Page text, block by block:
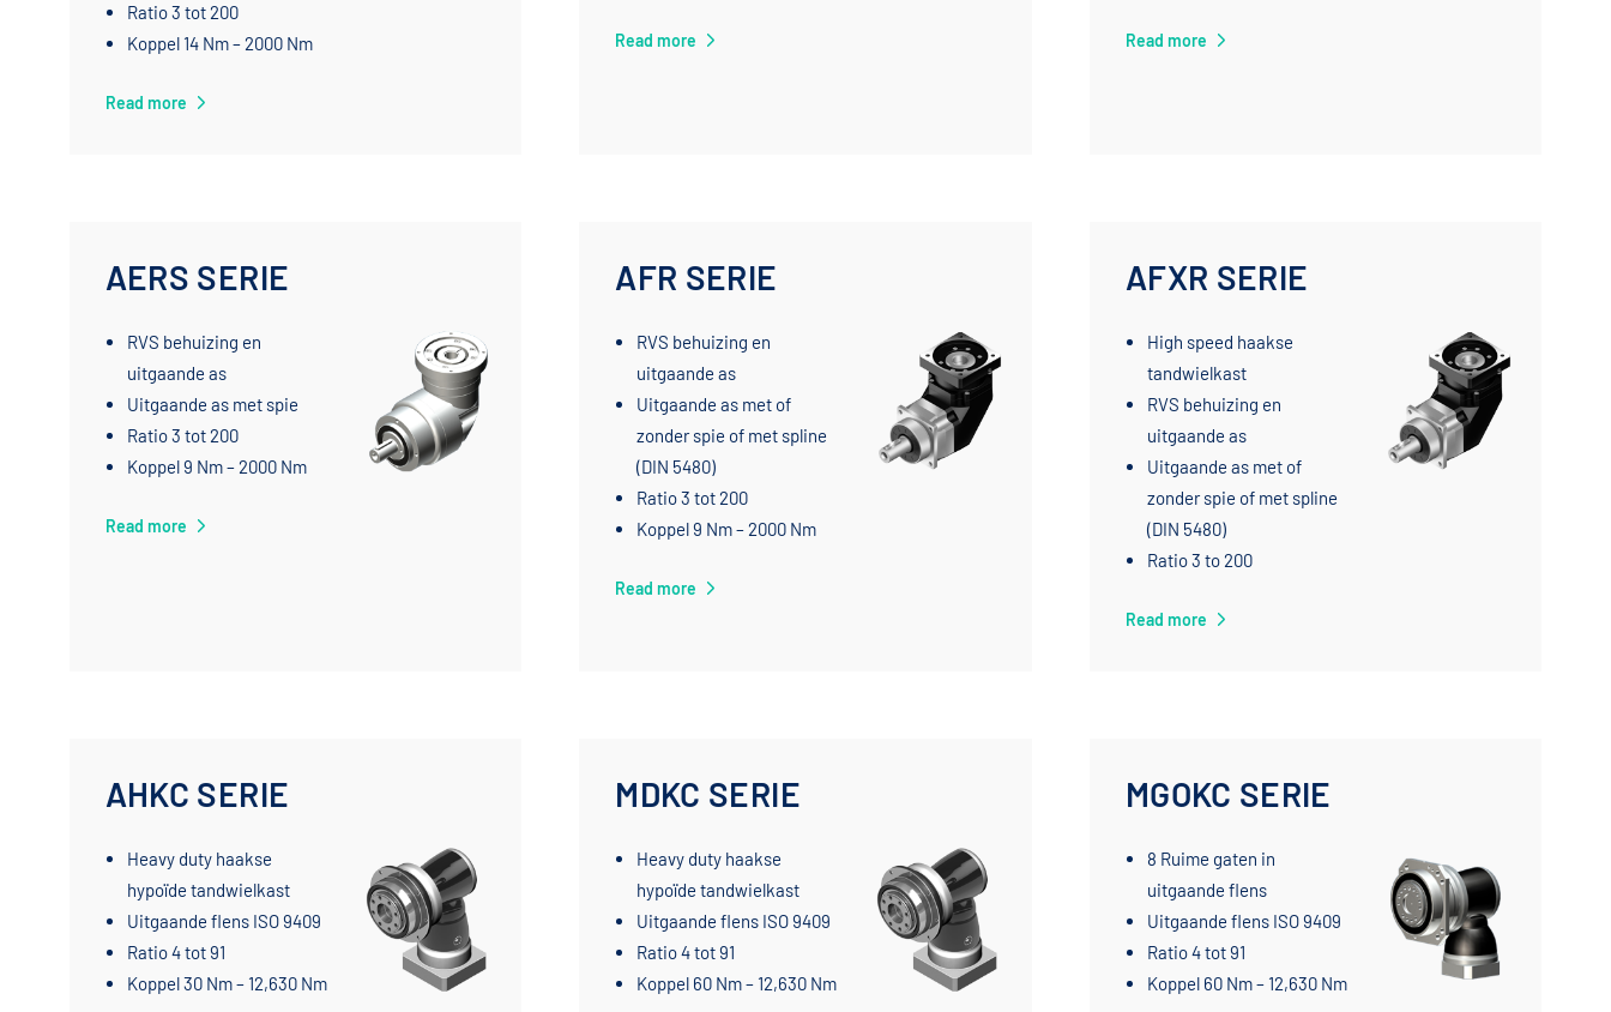
Ratio 3 tot 200
Koppel 14 Nm – 2000 Nm
Read more
Read more Read more
AERS SERIE
RVS behuizing en
uitgaande as
Uitgaande as met spie
Ratio 3 tot 200
Koppel 9 Nm – 2000 Nm
Read more
AFR SERIE
RVS behuizing en
uitgaande as
Uitgaande as met of
zonder spie of met spline
(DIN 5480)
Ratio 3 tot 200
Koppel 9 Nm – 2000 Nm
Read more
AFXR SERIE
High speed haakse
tandwielkast
RVS behuizing en
uitgaande as
Uitgaande as met of
zonder spie of met spline
(DIN 5480)
Ratio 3 to 200
Read more
AHKC SERIE
Heavy duty haakse
hypoïde tandwielkast
Uitgaande flens ISO 9409
Ratio 4 tot 91
Koppel 30 Nm – 12,630 Nm
MDKC SERIE
Heavy duty haakse
hypoïde tandwielkast
Uitgaande flens ISO 9409
Ratio 4 tot 91
Koppel 60 Nm – 12,630 Nm
MGOKC SERIE
8 Ruime gaten in
uitgaande flens
Uitgaande flens ISO 9409
Ratio 4 tot 91
Koppel 60 Nm – 12,630 Nm